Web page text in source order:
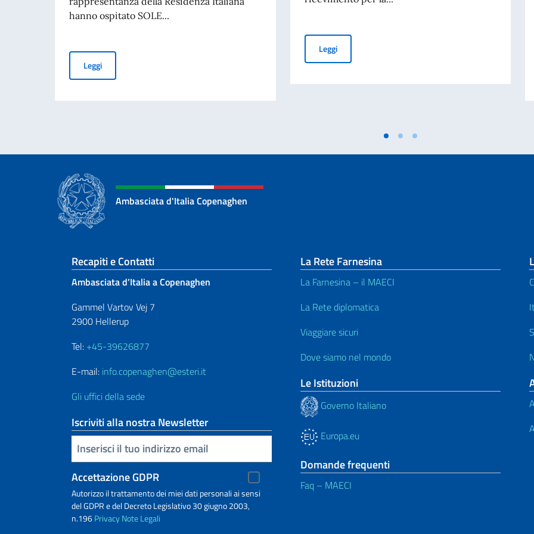
hanno ospitato SOLE...
LeggiSole Vince - The Italian Table: L'Ambasciata d'Italia ai 3daysofdesign
LeggiCelebrazione a Copenaghen dell’80° anniversario della
Ambasciata d'Italia Copenaghen
Sezione footer
Recapiti e Contatti
Ambasciata d’Italia a Copenaghen
Gammel Vartov Vej 7
2900 Hellerup
Tel: +45-39626877
E-mail: info.copenaghen@esteri.it
Gli uffici della sede
Iscriviti alla nostra Newsletter
Inserisci la tua email
Accettazione GDPR
Autorizzo il trattamento dei miei dati personali ai sensi
del GDPR e del Decreto Legislativo 30 giugno 2003,
n.196PrivacyNote Legali
La Rete Farnesina
La Farnesina – il MAECI
La Rete diplomatica
Viaggiare sicuri
Dove siamo nel mondo
Le Istituzioni
Governo Italiano
Europa.eu
Domande frequenti
Faq – MAECI